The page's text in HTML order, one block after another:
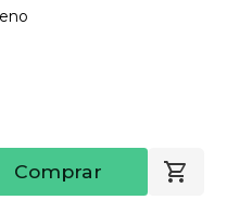
Comprar